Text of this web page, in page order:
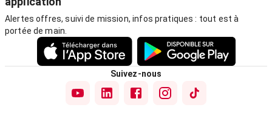
Alertes offres, suivi de mission, infos pratiques : tout est à
portée de main.
Suivez-nous